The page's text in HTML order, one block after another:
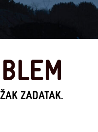
ZADATAK.